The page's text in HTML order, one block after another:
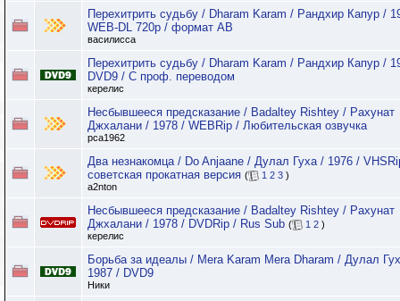
Перехитрить судьбу / Dharam Karam / Рандхир Капур /
WEB-DL 720p / формат АВ
василисса
Перехитрить судьбу / Dharam Karam / Рандхир Капур /
DVD9 / С проф. переводом
керелис
Несбывшееся предсказание / Badaltey Rishtey / Рахунат
Джхалани / 1978 / WEBRip / Любительская озвучка
pca1962
Два незнакомца / Do Anjaane / Дулал Гуха / 1976 /
советская прокатная версия ( 1 2 3 )
a2nton
Несбывшееся предсказание / Badaltey Rishtey / Рахунат
Джхалани / 1978 / DVDRip / Rus Sub ( 1 2 )
керелис
Борьба за идеалы / Mera Karam Mera Dharam / Дулал
1987 / DVD9
Ники